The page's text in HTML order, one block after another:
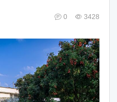
0 3428